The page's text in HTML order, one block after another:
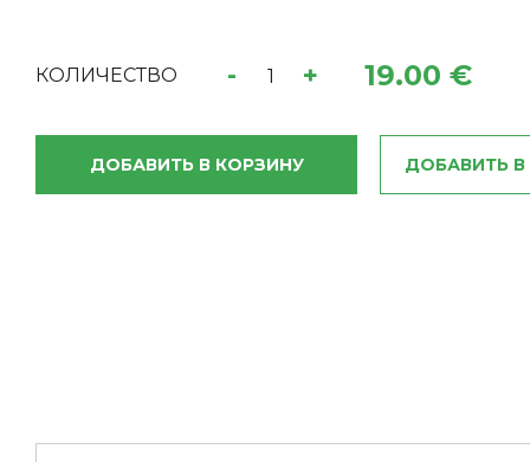
КОЛИЧЕСТВО - + 19.00 €
ДОБАВИТЬ В КОРЗИНУ ДОБАВИТЬ